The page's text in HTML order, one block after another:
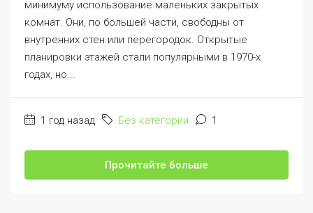
минимуму использование маленьких закрытых
комнат. Они, по большей части, свободны от
внутренних стен или перегородок. Открытые
планировки этажей стали популярными в 1970-х
годах, но...
1 год назад Без категории 1
Прочитайте больше